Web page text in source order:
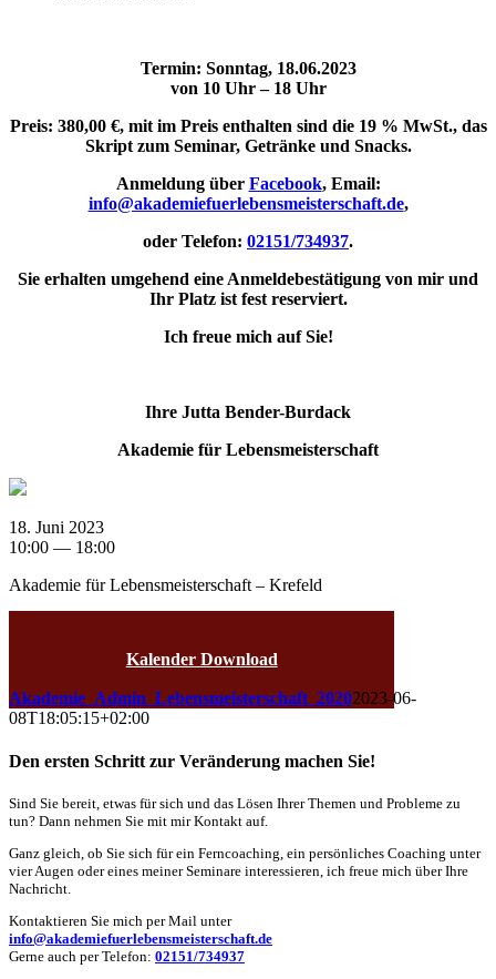
Termin: Sonntag, 18.06.2023
von 10 Uhr – 18 Uhr
Preis: 380,00 €, mit im Preis enthalten sind die 19 % MwSt., das
Skript zum Seminar, Getränke und Snacks.
Anmeldung über Facebook, Email:
info@akademiefuerlebensmeisterschaft.de,
oder Telefon: 02151/734937.
Sie erhalten umgehend eine Anmeldebestätigung von mir und
Ihr Platz ist fest reserviert.
Ich freue mich auf Sie!
Ihre Jutta Bender-Burdack
Akademie für Lebensmeisterschaft
18. Juni 2023
10:00 — 18:00
Akademie für Lebensmeisterschaft – Krefeld
Kalender Download
Akademie_Admin_Lebensmeisterschaft_20202023-06-
08T18:05:15+02:00
Den ersten Schritt zur Veränderung machen Sie!
Sind Sie bereit, etwas für sich und das Lösen Ihrer Themen und Probleme zu
tun? Dann nehmen Sie mit mir Kontakt auf.
Ganz gleich, ob Sie sich für ein Ferncoaching, ein persönliches Coaching unter
vier Augen oder eines meiner Seminare interessieren, ich freue mich über Ihre
Nachricht.
Kontaktieren Sie mich per Mail unter
info@akademiefuerlebensmeisterschaft.de
Gerne auch per Telefon: 02151/734937